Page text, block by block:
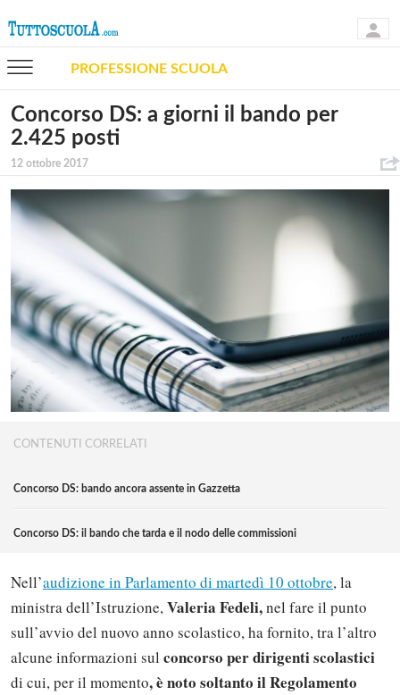
PROFESSIONE SCUOLA
Concorso DS: a giorni il bando per
2.425 posti
12 ottobre 2017
CONTENUTI CORRELATI
Concorso DS: bando ancora assente in Gazzetta
Concorso DS: il bando che tarda e il nodo delle commissioni
Nell’audizione in Parlamento di martedì 10 ottobre, la
ministra dell’Istruzione,Valeria Fedeli,nel fare il punto
sull’avvio del nuovo anno scolastico, ha fornito, tra l’altro
alcune informazioni sul concorso per dirigenti scolastici
di cui, per il momento, è noto soltanto il Regolamento